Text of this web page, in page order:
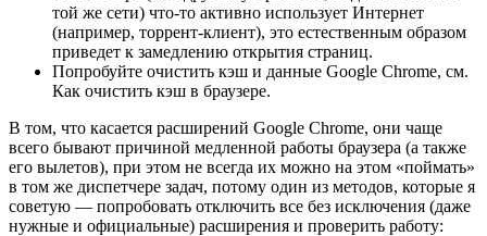
той же сети) что-то активно использует Интернет
(например, торрент-клиент), это естественным образом
приведет к замедлению открытия страниц.
Попробуйте очистить кэш и данные Google Chrome, см.
Как очистить кэш в браузере.
В том, что касается расширений Google Chrome, они чаще
всего бывают причиной медленной работы браузера (а также
его вылетов), при этом не всегда их можно на этом «поймать»
в том же диспетчере задач, потому один из методов, которые я
советую — попробовать отключить все без исключения (даже
нужные и официальные) расширения и проверить работу: